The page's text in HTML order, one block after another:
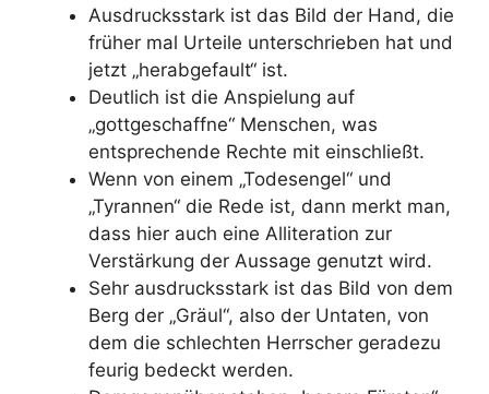
Ausdrucksstark ist das Bild der Hand, die
früher mal Urteile unterschrieben hat und
jetzt „herabgefault“ ist.
Deutlich ist die Anspielung auf
„gottgeschaffne“ Menschen, was
entsprechende Rechte mit einschließt.
Wenn von einem „Todesengel“ und
„Tyrannen“ die Rede ist, dann merkt man,
dass hier auch eine Alliteration zur
Verstärkung der Aussage genutzt wird.
Sehr ausdrucksstark ist das Bild von dem
Berg der „Gräul“, also der Untaten, von
dem die schlechten Herrscher geradezu
feurig bedeckt werden.